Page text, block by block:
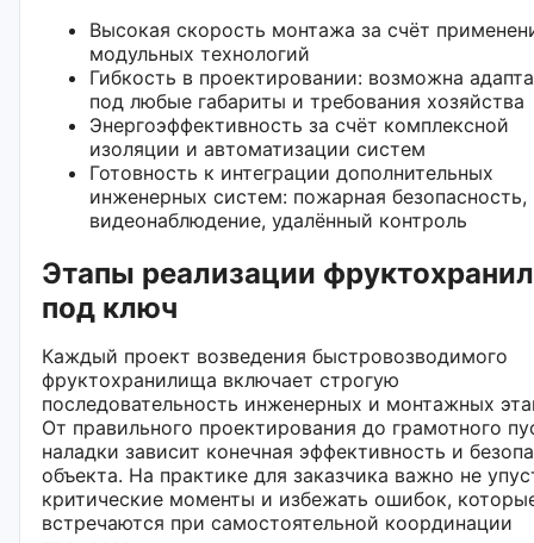
Высокая скорость монтажа за счёт
модульных технологий
Гибкость в проектировании: возможна
под любые габариты и требования хозяйства
Энергоэффективность за счёт комплексной
изоляции и автоматизации систем
Готовность к интеграции дополнительных
инженерных систем: пожарная безопасность,
видеонаблюдение, удалённый контроль
Этапы реализации
под ключ
Каждый проект возведения быстровозводимого
фруктохранилища включает строгую
последовательность инженерных и монтажных
От правильного проектирования до грамотного
наладки зависит конечная эффективность и
объекта. На практике для заказчика важно не
критические моменты и избежать ошибок,
встречаются при самостоятельной координации